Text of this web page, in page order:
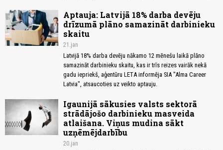
Aptauja: Latvijā 18% darba devēju
drīzumā plāno samazināt darbinieku
skaitu
21.jan
Latvijā 18% darba devēju nākamo 12 mēnešu laikā plāno
samazināt darbinieku skaitu, kas ir trīs reizes vairāk nekā
gadu iepriekš, aģentūru LETA informēja SIA "Alma Career
Latvia", atsaucoties uz veikto aptauju.
Igaunijā sākusies valsts sektorā
strādājošo darbinieku masveida
atlaišana. Viņus mudina sākt
uzņēmējdarbību
20.jan